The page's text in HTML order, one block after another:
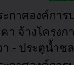
ะกาศองค์การ
า จ้างโครง
- ประตูน้ำช